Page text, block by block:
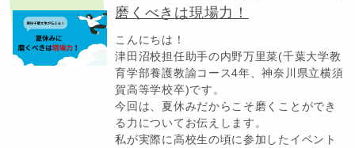
磨くべきは現場力！
こんにちは！
津田沼校担任助手の内野万里菜(千葉大学教
育学部養護教諭コース4年、神奈川県立横須
賀高等学校卒)です。
今回は、夏休みだからこそ磨くことができ
る力についてお伝えします。
私が実際に高校生の頃に参加したイベント